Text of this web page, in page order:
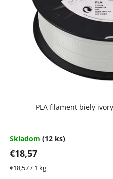
PLA filament biely
Skladom (12 ks)
€18,57
Jednotková
€18,57 / 1 kg